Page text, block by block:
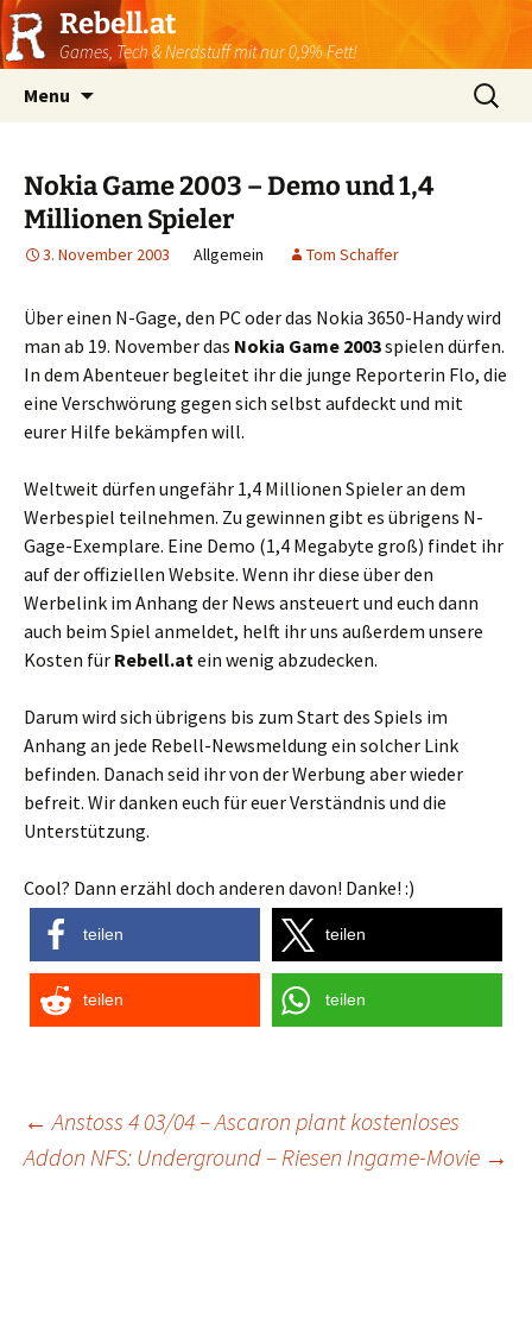
Rebell.at
Games, Tech & Nerdstuff mit nur 0,9% Fett!
Menu
Suchen
nach:
Nokia Game 2003 – Demo und 1,4
Millionen Spieler
3. November 2003 Allgemein Tom Schaffer
Über einen N-Gage, den PC oder das Nokia 3650-Handy wird
man ab 19. November das Nokia Game 2003spielen dürfen.
In dem Abenteuer begleitet ihr die junge Reporterin Flo, die
eine Verschwörung gegen sich selbst aufdeckt und mit
eurer Hilfe bekämpfen will.
Weltweit dürfen ungefähr 1,4 Millionen Spieler an dem
Werbespiel teilnehmen. Zu gewinnen gibt es übrigens N-
Gage-Exemplare. Eine Demo (1,4 Megabyte groß) findet ihr
auf der offiziellen Website. Wenn ihr diese über den
Werbelink im Anhang der News ansteuert und euch dann
auch beim Spiel anmeldet, helft ihr uns außerdem unsere
Kosten für Rebell.atein wenig abzudecken.
Darum wird sich übrigens bis zum Start des Spiels im
Anhang an jede Rebell-Newsmeldung ein solcher Link
befinden. Danach seid ihr von der Werbung aber wieder
befreit. Wir danken euch für euer Verständnis und die
Unterstützung.
Cool? Dann erzähl doch anderen davon! Danke! :)
teilen teilen
teilen teilen
Post
← Anstoss 4 03/04 – Ascaron plant kostenloses
Addon NFS: Underground – Riesen Ingame-Movie →